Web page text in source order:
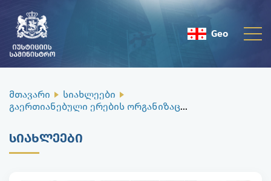
Geo
მთავარი
სიახლეები
გაერთიანებული ერების ორგანიზაციის გენერალური მდივნის მოადგილე ეკონომიკურ და სოციალურ საკითხებში ლი ჯუნჰუა თბილისის ცენტრალურ იუსტიციის სახლს ეწვია
ᲡᲘᲐᲮᲚᲔᲔᲑᲘ